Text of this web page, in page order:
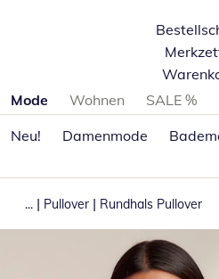
Produktkategorien
Mode Wohnen SALE %
Neu!
Damenmode
... | Pullover | Rundhals Pullover